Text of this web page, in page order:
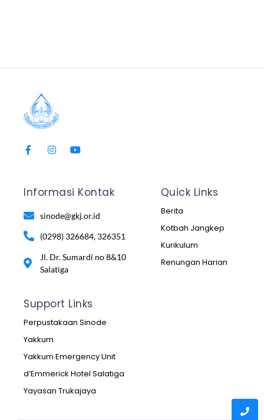
Informasi Kontak
sinode@gkj.or.id
(0298) 326684, 326351
Jl. Dr. Sumardi no 8&10
Salatiga
Quick Links
Berita
Kotbah Jangkep
Kurikulum
Renungan Harian
Support Links
Perpustakaan Sinode
Yakkum
Yakkum Emergency Unit
d’Emmerick Hotel Salatiga
Yayasan Trukajaya